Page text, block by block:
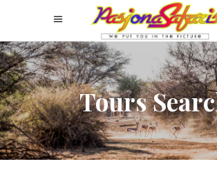
Tours